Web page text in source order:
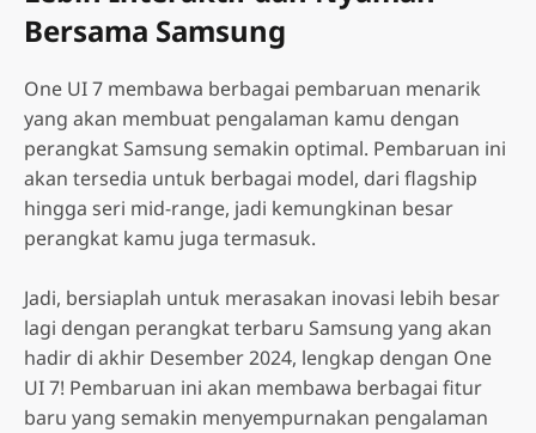
Bersama Samsung
One UI 7 membawa berbagai pembaruan menarik
yang akan membuat pengalaman kamu dengan
perangkat Samsung semakin optimal. Pembaruan ini
akan tersedia untuk berbagai model, dari flagship
hingga seri mid-range, jadi kemungkinan besar
perangkat kamu juga termasuk.
Jadi, bersiaplah untuk merasakan inovasi lebih besar
lagi dengan perangkat terbaru Samsung yang akan
hadir di akhir Desember 2024, lengkap dengan One
UI 7! Pembaruan ini akan membawa berbagai fitur
baru yang semakin menyempurnakan pengalaman